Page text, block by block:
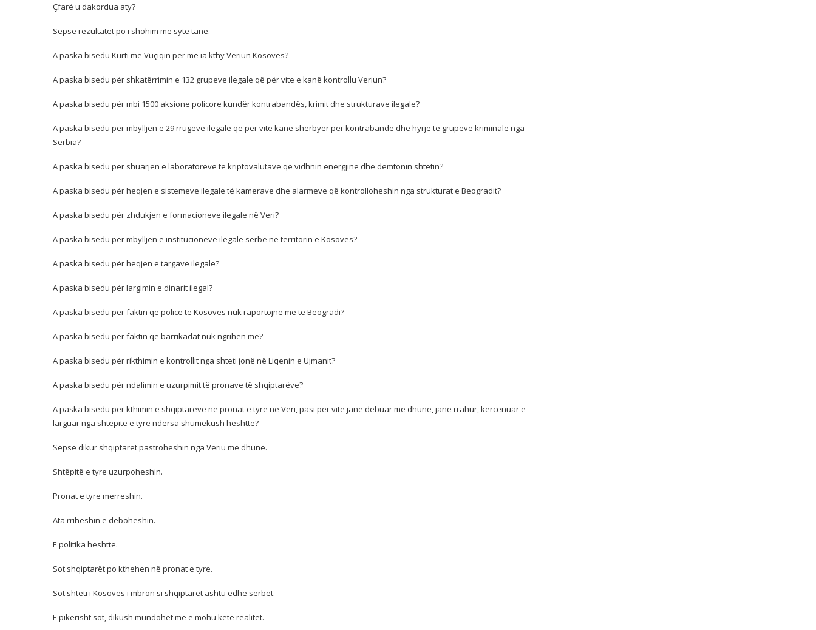
Çfarë u dakordua aty?
Sepse rezultatet po i shohim me sytë tanë.
A paska bisedu Kurti me Vuçiqin për me ia kthy Veriun Kosovës?
A paska bisedu për shkatërrimin e 132 grupeve ilegale që për vite e kanë kontrollu Veriun?
A paska bisedu për mbi 1500 aksione policore kundër kontrabandës, krimit dhe strukturave ilegale?
A paska bisedu për mbylljen e 29 rrugëve ilegale që për vite kanë shërbyer për kontrabandë dhe hyrje të grupeve kriminale nga
Serbia?
A paska bisedu për shuarjen e laboratorëve të kriptovalutave që vidhnin energjinë dhe dëmtonin shtetin?
A paska bisedu për heqjen e sistemeve ilegale të kamerave dhe alarmeve që kontrolloheshin nga strukturat e Beogradit?
A paska bisedu për zhdukjen e formacioneve ilegale në Veri?
A paska bisedu për mbylljen e institucioneve ilegale serbe në territorin e Kosovës?
A paska bisedu për heqjen e targave ilegale?
A paska bisedu për largimin e dinarit ilegal?
A paska bisedu për faktin që policë të Kosovës nuk raportojnë më te Beogradi?
A paska bisedu për faktin që barrikadat nuk ngrihen më?
A paska bisedu për rikthimin e kontrollit nga shteti jonë në Liqenin e Ujmanit?
A paska bisedu për ndalimin e uzurpimit të pronave të shqiptarëve?
A paska bisedu për kthimin e shqiptarëve në pronat e tyre në Veri, pasi për vite janë dëbuar me dhunë, janë rrahur, kërcënuar e
larguar nga shtëpitë e tyre ndërsa shumëkush heshtte?
Sepse dikur shqiptarët pastroheshin nga Veriu me dhunë.
Shtëpitë e tyre uzurpoheshin.
Pronat e tyre merreshin.
Ata rriheshin e dëboheshin.
E politika heshtte.
Sot shqiptarët po kthehen në pronat e tyre.
Sot shteti i Kosovës i mbron si shqiptarët ashtu edhe serbet.
E pikërisht sot, dikush mundohet me e mohu këtë realitet.